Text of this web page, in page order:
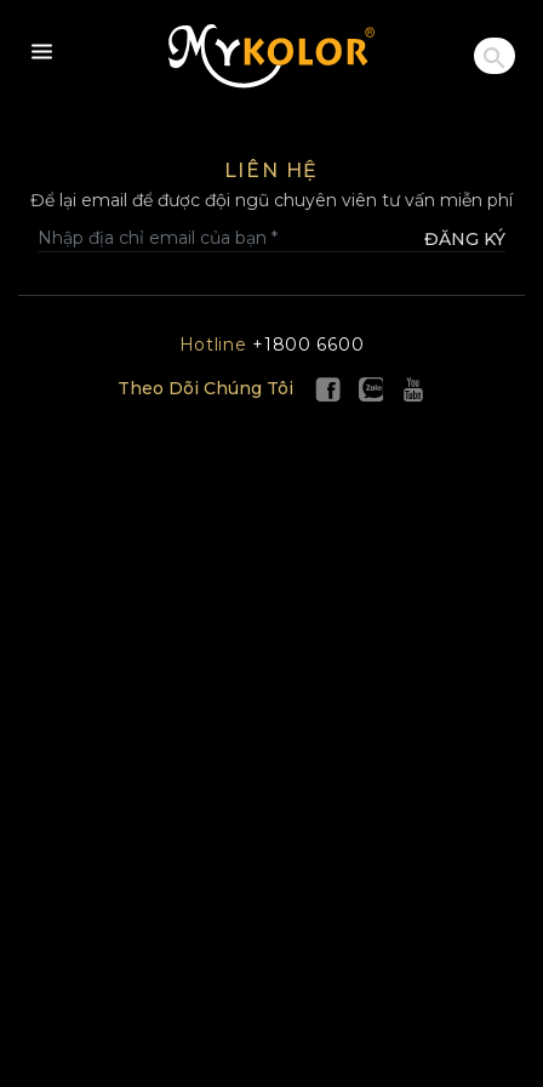
MYKOLOR
LIÊN HỆ
Để lại email để được đội ngũ chuyên viên tư vấn miễn phí
ĐĂNG KÝ
Hotline +1800 6600
Theo Dõi Chúng Tôi